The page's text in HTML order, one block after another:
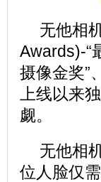
无他相
Awards)-“
摄像金奖”
上线以来
觑。
无他相
位人脸仅